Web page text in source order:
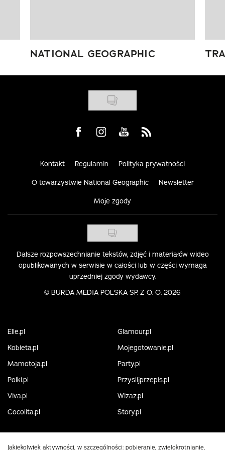
NATIONAL GEOGRAPHIC
Visit us on Facebook
Visit us on Instagram
Visit us on Youtube
Visit us on Rss
Kontakt Regulamin Polityka prywatności
O towarzystwie National Geographic Newsletter
Moje zgody
Dalsze rozpowszechnianie tekstów, zdjęć i materiałów wideo
opublikowanych w serwisie w całości lub w części wymaga
uprzedniej zgody wydawcy.
© BURDA MEDIA POLSKA SP. Z O. O. 2026
Elle.pl
Glamour.pl
Kobieta.pl
Mojegotowanie.pl
Mamotoja.pl
Party.pl
Polki.pl
Przyslijprzepis.pl
Viva.pl
Wizaz.pl
Cocolita.pl
Story.pl
Jakiekolwiek aktywności, w szczególności: pobieranie, zwielokrotnianie,